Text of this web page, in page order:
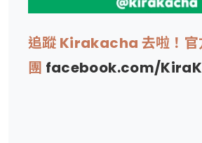
追蹤 Kirakacha 去啦！官
團 facebook.com/